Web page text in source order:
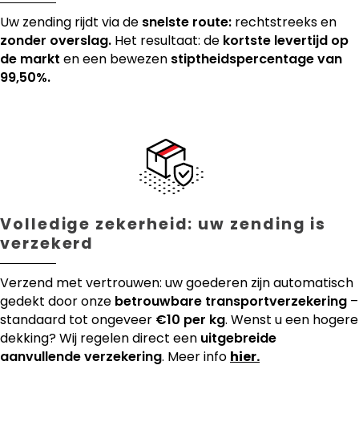
Uw zending rijdt via de snelste route: rechtstreeks en
zonder overslag. Het resultaat: de kortste levertijd op
de markt en een bewezen stiptheidspercentage van
99,50%.
Volledige zekerheid: uw zending is
verzekerd
Verzend met vertrouwen: uw goederen zijn automatisch
gedekt door onze betrouwbare transportverzekering –
standaard tot ongeveer €10 per kg. Wenst u een hogere
dekking? Wij regelen direct een uitgebreide
aanvullende verzekering. Meer info hier.